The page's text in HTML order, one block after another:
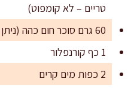
טריים – לא קומפוט)
60 גרם סוכר חום כהה (ניתן להמיר בדמררה)
1 כף קורנפלור
2 כפות מים קרים